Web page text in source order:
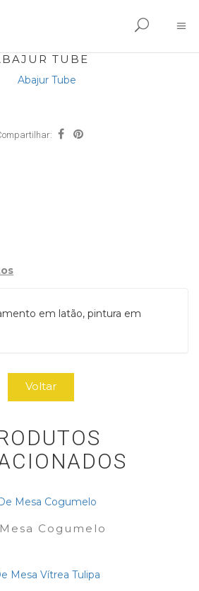
TUBE
em latão, pintura em
Voltar
Cogumelo